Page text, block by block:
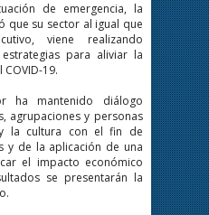
de emergencia, la
que su sector al igual que
viene realizando
para aliviar la
19.
ha mantenido diálogo
agrupaciones y personas
la cultura con el fin de
y de la aplicación de una
el impacto económico
se presentarán la